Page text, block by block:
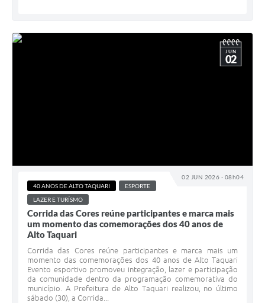
02 JUN 2026 - 08h04
JUN
02
40 ANOS DE ALTO TAQUARI
ESPORTE
LAZER E TURÍSMO
Corrida das Cores reúne participantes e marca mais
um momento das comemorações dos 40 anos de
Alto Taquari
Corrida das Cores reúne participantes e marca mais um
momento das comemorações dos 40 anos de Alto Taquari
Evento esportivo promoveu integração, lazer e participação
da comunidade dentro da programação comemorativa do
município. A Prefeitura de Alto Taquari realizou, no último
sábado (30), a Corrida...